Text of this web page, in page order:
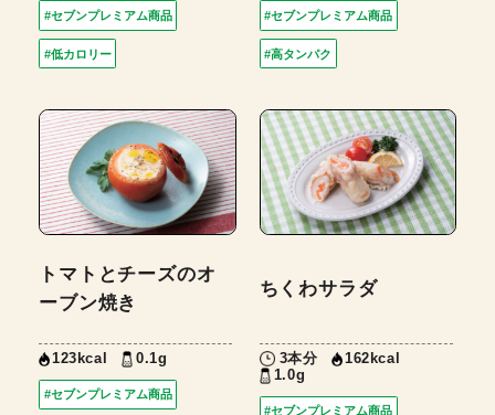
#セブンプレミアム商品
#低カロリー
#セブンプレミアム商品
#高タンパク
トマトとチーズのオ
ーブン焼き
123kcal 0.1g
#セブンプレミアム商品
ちくわサラダ
3本分
162kcal
1.0g
#セブンプレミアム商品